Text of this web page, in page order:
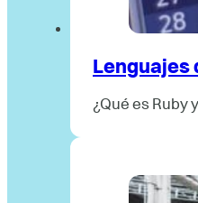
Lenguajes
¿Qué es Ruby